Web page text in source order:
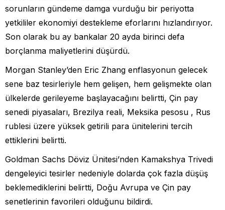
sorunların gündeme damga vurduğu bir periyotta
yetkililer ekonomiyi destekleme eforlarını hızlandırıyor.
Son olarak bu ay bankalar 20 ayda birinci defa
borçlanma maliyetlerini düşürdü.
Morgan Stanley’den Eric Zhang enflasyonun gelecek
sene baz tesirleriyle hem gelişen, hem gelişmekte olan
ülkelerde gerileyeme başlayacağını belirtti, Çin pay
senedi piyasaları, Brezilya reali, Meksika pesosu , Rus
rublesi üzere yüksek getirili para ünitelerini tercih
ettiklerini belirtti.
Goldman Sachs Döviz Ünitesi’nden Kamakshya Trivedi
dengeleyici tesirler nedeniyle dolarda çok fazla düşüş
beklemediklerini belirtti, Doğu Avrupa ve Çin pay
senetlerinin favorileri olduğunu bildirdi.